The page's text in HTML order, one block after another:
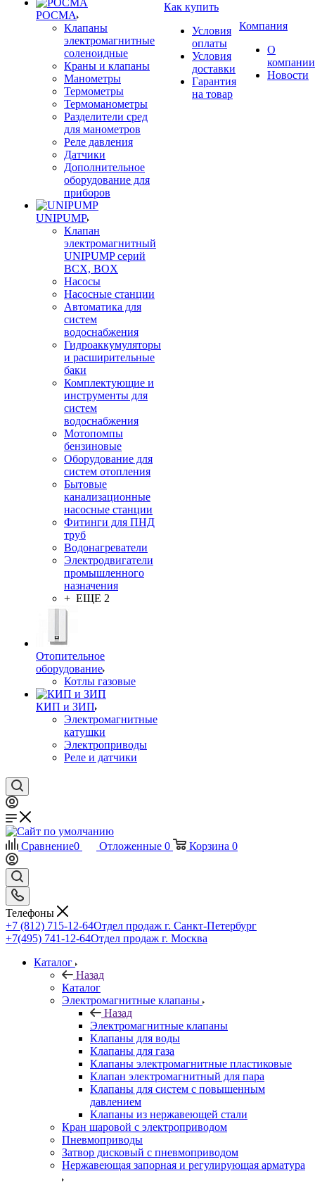
РОСМА
Клапаны
электромагнитные
соленоидные
Краны и клапаны
Манометры
Термометры
Термоманометры
Разделители сред
для манометров
Реле давления
Датчики
Дополнительное
оборудование для
приборов
UNIPUMP
Клапан
электромагнитный
UNIPUMP серий
BCX, BOX
Насосы
Насосные станции
Автоматика для
систем
водоснабжения
Гидроаккумуляторы
и расширительные
баки
Комплектующие и
инструменты для
систем
водоснабжения
Мотопомпы
бензиновые
Оборудование для
систем отопления
Бытовые
канализационные
насосные станции
Фитинги для ПНД
труб
Водонагреватели
Электродвигатели
промышленного
назначения
+ ЕЩЕ 2
Отопительное
оборудование
Котлы газовые
КИП и ЗИП
Электромагнитные
катушки
Электроприводы
Реле и датчики
Как купить
Условия
оплаты
Условия
доставки
Гарантия
на товар
Компания
О
компании
Новости
Сравнение0 Отложенные 0 Корзина 0
Телефоны
+7 (812) 715-12-64Отдел продаж г. Санкт-Петербург
+7(495) 741-12-64Отдел продаж г. Москва
Каталог
Назад
Каталог
Электромагнитные клапаны
Назад
Электромагнитные клапаны
Клапаны для воды
Клапаны для газа
Клапаны электромагнитные пластиковые
Клапан электромагнитный для пара
Клапаны для систем с повышенным
давлением
Клапаны из нержавеющей стали
Кран шаровой с электроприводом
Пневмоприводы
Затвор дисковый с пневмоприводом
Нержавеющая запорная и регулирующая арматура